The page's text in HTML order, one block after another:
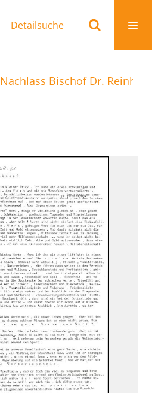
Detailsuche
Nachlass Bischof Dr.